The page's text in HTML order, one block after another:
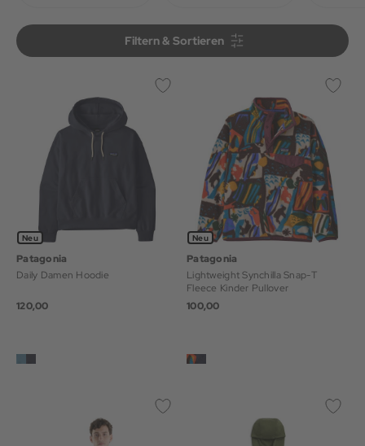
Filtern & Sortieren
Filtern & Sortieren
Neu
Patagonia
Daily Damen Hoodie
120,00
Neu
Patagonia
Lightweight Synchilla Snap-T
Fleece Kinder Pullover
100,00